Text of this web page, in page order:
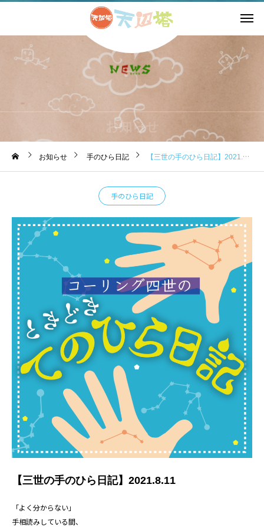
お知らせ
お知らせ 手のひら日記 【三世の手のひら日記】2021.8.11
手のひら日記
【三世の手のひら日記】2021.8.11
「よく分からない」
手相読みしている間、